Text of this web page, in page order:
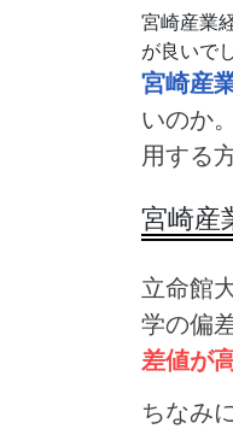
宮崎産業
が良いで
宮崎産
いのか
用する
宮崎産
立命館
学の偏
差値が
ちなみ